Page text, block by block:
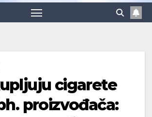
cigarete
proizvođača: